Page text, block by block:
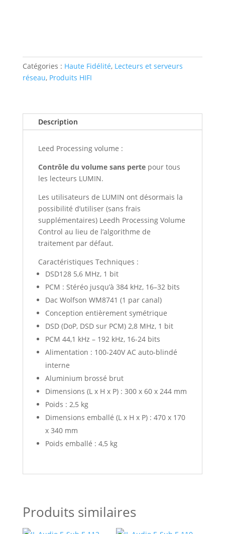
Catégories : Haute Fidélité, Lecteurs et serveurs
réseau, Produits HIFI
Description
Leed Processing volume :
Contrôle du volume sans perte pour tous
les lecteurs LUMIN.
Les utilisateurs de LUMIN ont désormais la
possibilité d’utiliser (sans frais
supplémentaires) Leedh Processing Volume
Control au lieu de l’algorithme de
traitement par défaut.
Caractéristiques Techniques :
DSD128 5,6 MHz, 1 bit
PCM : Stéréo jusqu’à 384 kHz, 16–32 bits
Dac Wolfson WM8741 (1 par canal)
Conception entièrement symétrique
DSD (DoP, DSD sur PCM) 2,8 MHz, 1 bit
PCM 44,1 kHz – 192 kHz, 16-24 bits
Alimentation : 100-240V AC auto-blindé
interne
Aluminium brossé brut
Dimensions (L x H x P) : 300 x 60 x 244 mm
Poids : 2,5 kg
Dimensions emballé (L x H x P) : 470 x 170
x 340 mm
Poids emballé : 4,5 kg
Produits similaires